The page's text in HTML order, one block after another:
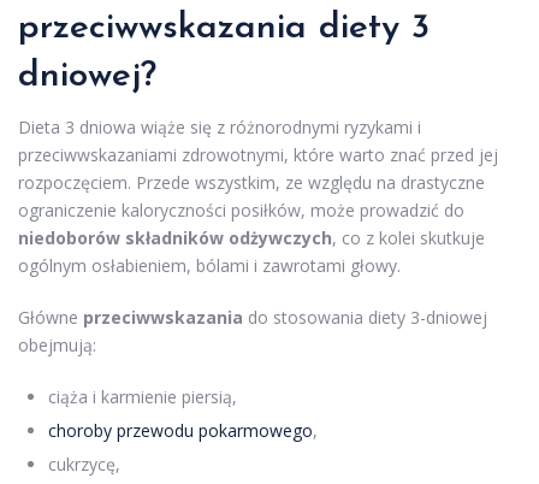
przeciwwskazania diety 3
dniowej?
Dieta 3 dniowa wiąże się z różnorodnymi ryzykami i
przeciwwskazaniami zdrowotnymi, które warto znać przed jej
rozpoczęciem. Przede wszystkim, ze względu na drastyczne
ograniczenie kaloryczności posiłków, może prowadzić do
niedoborów składników odżywczych, co z kolei skutkuje
ogólnym osłabieniem, bólami i zawrotami głowy.
Główne przeciwwskazania do stosowania diety 3-dniowej
obejmują:
ciąża i karmienie piersią,
choroby przewodu pokarmowego,
cukrzycę,